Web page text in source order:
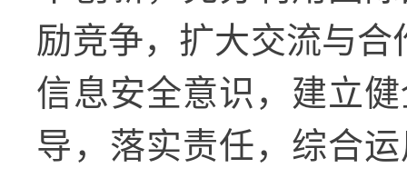
励竞争，扩大交流与
信息安全意识，建立
导，落实责任，综合